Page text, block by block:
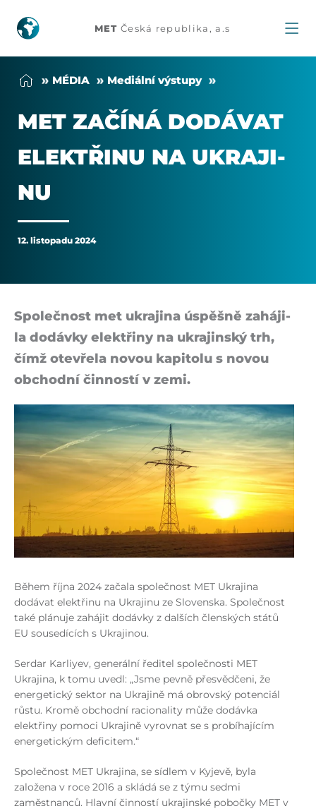
MET
začíná
dodávat
elektřinu
na
Ukrajinu
MET Česká republika, a.s
MÉDIA Me­di­ální vý­stu­py
MET ZA­ČÍ­NÁ DO­DÁVAT
ELEKTŘI­NU NA UKRA­JI­
NU
12. listopadu 2024
Společnost met ukra­ji­na úspěšně za­há­ji­
la do­dávky elektři­ny na ukra­jin­ský trh,
čímž otevře­la novou kapi­tolu s novou
ob­chodní činnos­tí v ze­mi.
Během října 2024 začala společnost MET Ukrajina
dodávat elektřinu na Ukrajinu ze Slovenska. Společnost
také plánuje zahájit dodávky z dalších členských států
EU sousedících s Ukrajinou.
Serdar Karliyev, generální ředitel společnosti MET
Ukrajina, k tomu uvedl: „Jsme pevně přesvědčeni, že
energetický sektor na Ukrajině má obrovský potenciál
růstu. Kromě obchodní racionality může dodávka
elektřiny pomoci Ukrajině vyrovnat se s probíhajícím
energetickým deficitem.“
Společnost MET Ukrajina, se sídlem v Kyjevě, byla
založena v roce 2016 a skládá se z týmu sedmi
zaměstnanců. Hlavní činností ukrajinské pobočky MET v